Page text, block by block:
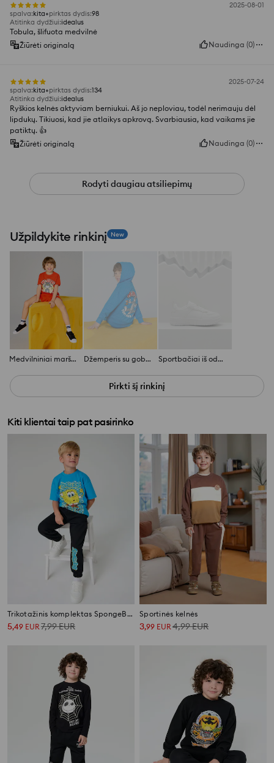
2025-08-01
spalva:kita pirktas dydis:98
Atitinka dydžiui:idealus
Tobula, šlifuota medvilnė
Žiūrėti originalą
Naudinga (0)
2025-07-24
spalva:kita pirktas dydis:134
Atitinka dydžiui:idealus
Ryškios kelnės aktyviam berniukui. Aš jo neploviau, todėl nerimauju dėl
lipdukų. Tikiuosi, kad jie atlaikys apkrovą. Svarbiausia, kad vaikams jie
patiktų. 👍️
Žiūrėti originalą
Naudinga (0)
Rodyti daugiau atsiliepimų
Užpildykite rinkinį New
Medvilniniai marškinėliai su spauda Tom and Jerry Džemperis su gobtuvu Tom and Jerry Sportbačiai iš odos imitacijos
Pirkti šį rinkinį
Kiti klientai taip pat pasirinko
Trikotažinis komplektas SpongeBob
5,49 EUR7,99EUR
Sportinės kelnės
3,99 EUR4,99EUR